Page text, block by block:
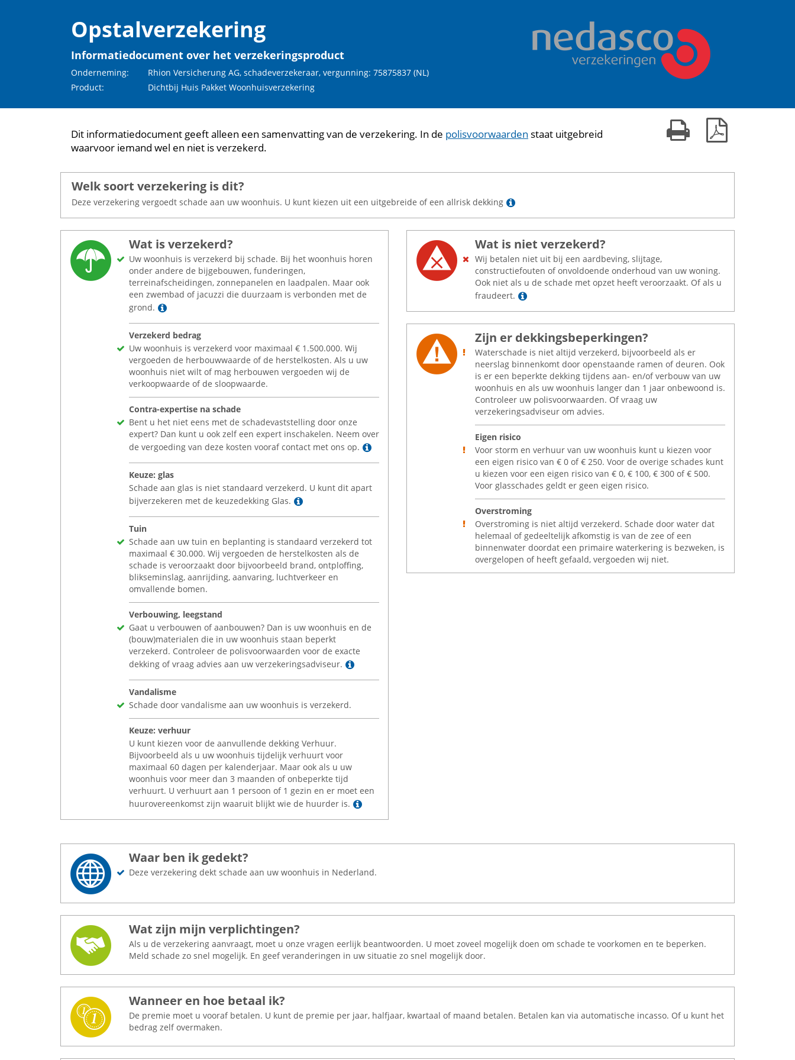
Opstalverzekering
Informatiedocument over het verzekeringsproduct
Onderneming:
Rhion Versicherung AG, schadeverzekeraar, vergunning: 75875837 (NL)
Product:
Dichtbij Huis Pakket Woonhuisverzekering
Dit informatiedocument geeft alleen een samenvatting van de verzekering. In de polisvoorwaarden staat uitgebreid
waarvoor iemand wel en niet is verzekerd.
Print kaartDownload PDF
Welk soort verzekering is dit?
Deze verzekering vergoedt schade aan uw woonhuis. U kunt kiezen uit een uitgebreide of een allrisk dekking Lees meer
Wat is verzekerd?
Uw woonhuis is verzekerd bij schade. Bij het woonhuis horen
onder andere de bijgebouwen, funderingen,
terreinafscheidingen, zonnepanelen en laadpalen. Maar ook
een zwembad of jacuzzi die duurzaam is verbonden met de
grond.
Lees meer
Verzekerd bedrag
Uw woonhuis is verzekerd voor maximaal € 1.500.000. Wij
vergoeden de herbouwwaarde of de herstelkosten. Als u uw
woonhuis niet wilt of mag herbouwen vergoeden wij de
verkoopwaarde of de sloopwaarde.
Contra-expertise na schade
Bent u het niet eens met de schadevaststelling door onze
expert? Dan kunt u ook zelf een expert inschakelen. Neem over
de vergoeding van deze kosten vooraf contact met ons op.
Lees meer
Keuze: glas
Schade aan glas is niet standaard verzekerd. U kunt dit apart
bijverzekeren met de keuzedekking Glas.
Lees meer
Tuin
Schade aan uw tuin en beplanting is standaard verzekerd tot
maximaal € 30.000. Wij vergoeden de herstelkosten als de
schade is veroorzaakt door bijvoorbeeld brand, ontploffing,
blikseminslag, aanrijding, aanvaring, luchtverkeer en
omvallende bomen.
Verbouwing, leegstand
Gaat u verbouwen of aanbouwen? Dan is uw woonhuis en de
(bouw)materialen die in uw woonhuis staan beperkt
verzekerd. Controleer de polisvoorwaarden voor de exacte
dekking of vraag advies aan uw verzekeringsadviseur.
Lees meer
Vandalisme
Schade door vandalisme aan uw woonhuis is verzekerd.
Keuze: verhuur
U kunt kiezen voor de aanvullende dekking Verhuur.
Bijvoorbeeld als u uw woonhuis tijdelijk verhuurt voor
maximaal 60 dagen per kalenderjaar. Maar ook als u uw
woonhuis voor meer dan 3 maanden of onbeperkte tijd
verhuurt. U verhuurt aan 1 persoon of 1 gezin en er moet een
huurovereenkomst zijn waaruit blijkt wie de huurder is.
Lees meer
Wat is niet verzekerd?
Wij betalen niet uit bij een aardbeving, slijtage,
constructiefouten of onvoldoende onderhoud van uw woning.
Ook niet als u de schade met opzet heeft veroorzaakt. Of als u
fraudeert.
Lees meer
Zijn er dekkingsbeperkingen?
Waterschade is niet altijd verzekerd, bijvoorbeeld als er
neerslag binnenkomt door openstaande ramen of deuren. Ook
is er een beperkte dekking tijdens aan- en/of verbouw van uw
woonhuis en als uw woonhuis langer dan 1 jaar onbewoond is.
Controleer uw polisvoorwaarden. Of vraag uw
verzekeringsadviseur om advies.
Eigen risico
Voor storm en verhuur van uw woonhuis kunt u kiezen voor
een eigen risico van € 0 of€ 250. Voor de overige schades kunt
u kiezen voor een eigen risico van € 0, € 100, € 300 of€ 500.
Voor glasschades geldt er geen eigen risico.
Overstroming
Overstroming is niet altijd verzekerd. Schade door water dat
helemaal of gedeeltelijk afkomstig is van de zee of een
binnenwater doordat een primaire waterkering is bezweken, is
overgelopen of heeft gefaald, vergoeden wij niet.
Waar ben ik gedekt?
Deze verzekering dekt schade aan uw woonhuis in Nederland.
Wat zijn mijn verplichtingen?
Als u de verzekering aanvraagt, moet u onze vragen eerlijk beantwoorden. U moet zoveel mogelijk doen om schade te voorkomen en te beperken.
Meld schade zo snel mogelijk. En geef veranderingen in uw situatie zo snel mogelijk door.
Wanneer en hoe betaal ik?
De premie moet u vooraf betalen. U kunt de premie per jaar, halfjaar, kwartaal of maand betalen. Betalen kan via automatische incasso. Of u kunt het
bedrag zelf overmaken.